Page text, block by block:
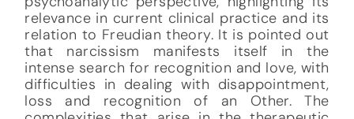
relevance in current clinical practice and its
relation to Freudian theory. It is pointed out
that narcissism manifests itself in the
intense search for recognition and love, with
difficulties in dealing with disappointment,
loss and recognition of an Other. The